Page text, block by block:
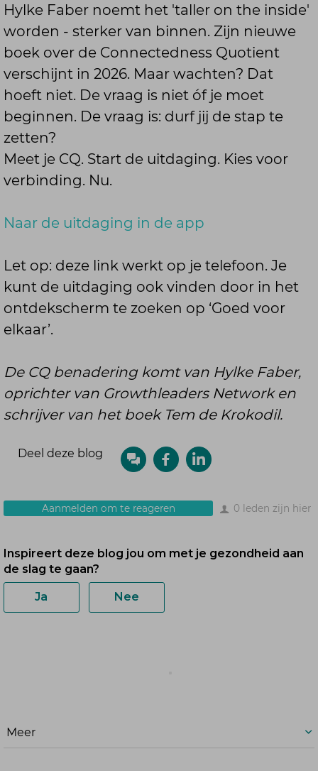
Hylke Faber noemt het 'taller on the inside'
worden - sterker van binnen. Zijn nieuwe
boek over de Connectedness Quotient
verschijnt in 2026. Maar wachten? Dat
hoeft niet. De vraag is niet óf je moet
beginnen. De vraag is: durf jij de stap te
zetten?
Meet je CQ. Start de uitdaging. Kies voor
verbinding. Nu.
Naar de uitdaging in de app
Let op: deze link werkt op je telefoon. Je
kunt de uitdaging ook vinden door in het
ontdekscherm te zoeken op ‘Goed voor
elkaar’.
De CQ benadering komt van Hylke Faber,
oprichter van Growthleaders Network en
schrijver van het boek Tem de Krokodil.
Deel deze blog
0 leden zijn hier
Aanmelden om te reageren
Meer